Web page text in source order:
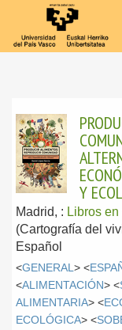
Y
Madrid, : Libros
(Cartografía del
Español
<GENERAL > <
<ALIMENTACIÓN> <
ALIMENTARIA> <
ECOLÓGICA> <